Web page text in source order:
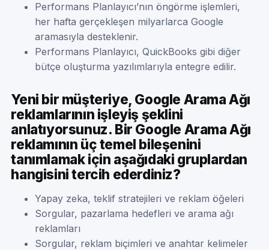
Performans Planlayıcı’nın öngörme işlemleri,
her hafta gerçekleşen milyarlarca Google
aramasıyla desteklenir.
Performans Planlayıcı, QuickBooks gibi diğer
bütçe oluşturma yazılımlarıyla entegre edilir.
Yeni bir müşteriye, Google Arama Ağı
reklamlarının işleyiş şeklini
anlatıyorsunuz. Bir Google Arama Ağı
reklamının üç temel bileşenini
tanımlamak için aşağıdaki gruplardan
hangisini tercih ederdiniz?
Yapay zeka, teklif stratejileri ve reklam öğeleri
Sorgular, pazarlama hedefleri ve arama ağı
reklamları
Sorgular, reklam biçimleri ve anahtar kelimeler